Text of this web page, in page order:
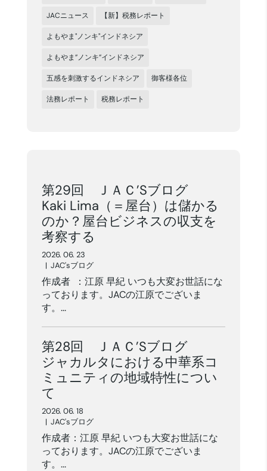
JACニュース 【新】税務レポート
よもやま"ノンキ"インドネシア
よもやま”ノンキ”インドネシア
五感を刺激するインドネシア 御客様各位
法務レポート 税務レポート
第29回 ＪＡＣ’Sブログ
Kaki Lima（＝屋台）は儲かる
のか？屋台ビジネスの収支を
考察する
2026. 06. 23
| JAC'sブログ
作成者 ：江原 早紀 いつも大変お世話にな
っております。JACの江原でございま
す。...
第28回 ＪＡＣ’Sブログ
ジャカルタにおける中華系コ
ミュニティの地域特性につい
て
2026. 06. 18
| JAC'sブログ
作成者：江原 早紀 いつも大変お世話にな
っております。JACの江原でございま
す。...